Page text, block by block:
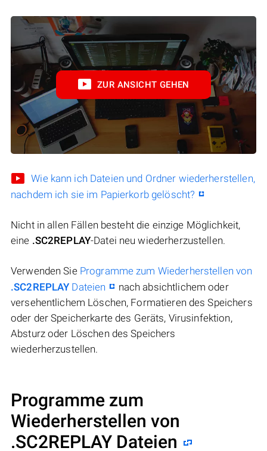
ZUR ANSICHT GEHEN
Wie kann ich Dateien und Ordner wiederherstellen,
nachdem ich sie im Papierkorb gelöscht?
Nicht in allen Fällen besteht die einzige Möglichkeit,
eine .SC2REPLAY-Datei neu wiederherzustellen.
Verwenden Sie Programme zum Wiederherstellen von
.SC2REPLAY Dateien
nach absichtlichem oder
versehentlichem Löschen, Formatieren des Speichers
oder der Speicherkarte des Geräts, Virusinfektion,
Absturz oder Löschen des Speichers
wiederherzustellen.
Programme zum
Wiederherstellen von
.SC2REPLAY Dateien